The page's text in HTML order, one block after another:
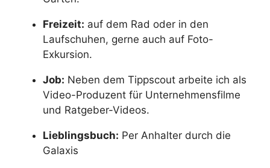
Freizeit: auf dem Rad oder in den
Laufschuhen, gerne auch auf Foto-
Exkursion.
Job: Neben dem Tippscout arbeite ich als
Video-Produzent für Unternehmensfilme
und Ratgeber-Videos.
Lieblingsbuch: Per Anhalter durch die
Galaxis